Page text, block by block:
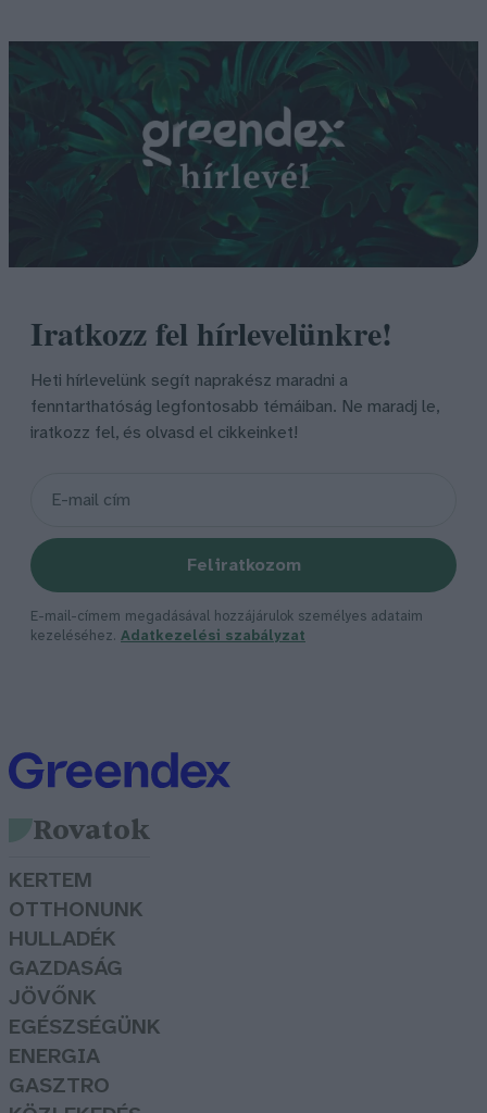
Iratkozz fel hírlevelünkre!
Heti hírlevelünk segít naprakész maradni a
fenntarthatóság legfontosabb témáiban. Ne maradj le,
iratkozz fel, és olvasd el cikkeinket!
Feliratkozom
E-mail-címem megadásával hozzájárulok személyes adataim
kezeléséhez. Adatkezelési szabályzat
Rovatok
KERTEM
OTTHONUNK
HULLADÉK
GAZDASÁG
JÖVŐNK
EGÉSZSÉGÜNK
ENERGIA
GASZTRO